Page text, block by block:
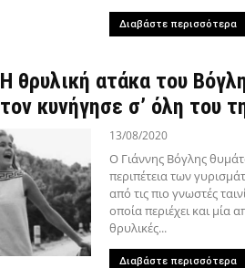
Διαβάστε περισσότερα
Η θρυλική ατάκα του
τον κυνήγησε σ’ όλη του
13/08/2020
Ο Γιάννης Βόγλης
περιπέτεια των
από τις πιο γνωστές
οποία περιέχει και μία
θρυλικές...
Διαβάστε περισσότερα